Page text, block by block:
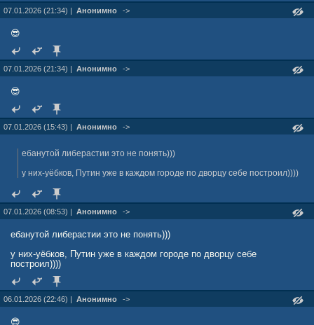
07.01.2026 (21:34) | Анонимно ->
😎
07.01.2026 (21:34) | Анонимно ->
😎
07.01.2026 (15:43) | Анонимно ->
ебанутой либерастии это не понять)))
у них-уёбков, Путин уже в каждом городе по дворцу себе построил))))
07.01.2026 (08:53) | Анонимно ->
ебанутой либерастии это не понять)))
у них-уёбков, Путин уже в каждом городе по дворцу себе
построил))))
06.01.2026 (22:46) | Анонимно ->
😎